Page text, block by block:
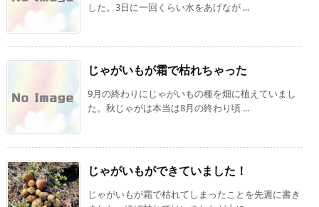
した。3日に一回くらい水をあげなが ...
じゃがいもが霜で枯れちゃった
9月の終わりにじゃがいもの種を畑に植えていまし
た。秋じゃがは本当は8月の終わり頃 ...
じゃがいもができていました！
じゃがいもが霜で枯れてしまったことを先週に書き